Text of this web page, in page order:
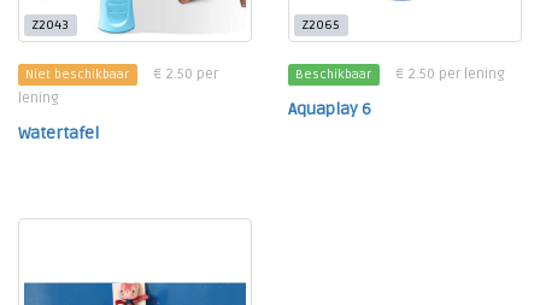
Z2043
Niet beschikbaar
€ 2.50 per
lening
Watertafel
Z2065
Beschikbaar € 2.50 per lening
Aquaplay 6